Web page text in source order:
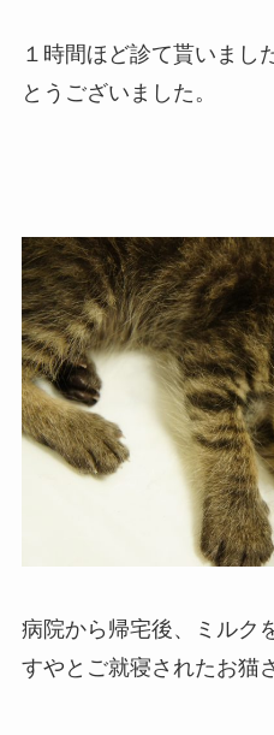
１時間ほど診て貰いまし
とうございました。
病院から帰宅後、ミルク
すやとご就寝されたお猫